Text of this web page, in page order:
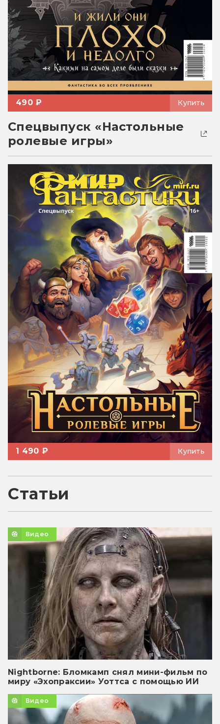
490 ₽ Купить
Спецвыпуск «Настольные
ролевые игры»
1 490 ₽ Купить
Статьи
Видео
Nightborne: Бломкамп снял мини-фильм по
миру «Эхопраксии» Уоттса с помощью ИИ
Видео